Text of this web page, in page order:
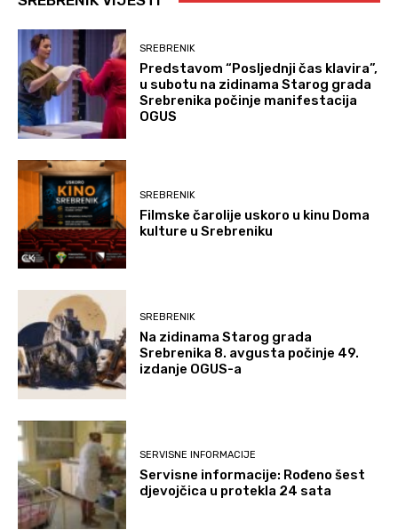
SREBRENIK
Predstavom “Posljednji čas klavira”,
u subotu na zidinama Starog grada
Srebrenika počinje manifestacija
OGUS
SREBRENIK
Filmske čarolije uskoro u kinu Doma
kulture u Srebreniku
SREBRENIK
Na zidinama Starog grada
Srebrenika 8. avgusta počinje 49.
izdanje OGUS-a
SERVISNE INFORMACIJE
Servisne informacije: Rođeno šest
djevojčica u protekla 24 sata